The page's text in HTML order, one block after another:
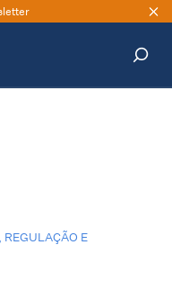
REGULAÇÃO E